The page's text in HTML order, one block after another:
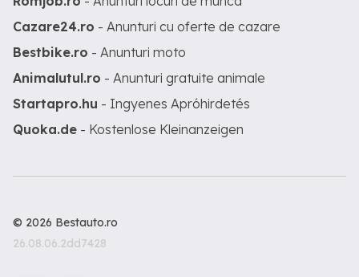
Cazare24.ro - Anunturi cu oferte de cazare
Bestbike.ro - Anunturi moto
Animalutul.ro - Anunturi gratuite animale
Startapro.hu - Ingyenes Apróhirdetés
Quoka.de - Kostenlose Kleinanzeigen
© 2026 Bestauto.ro
26.08.06.2dd7428